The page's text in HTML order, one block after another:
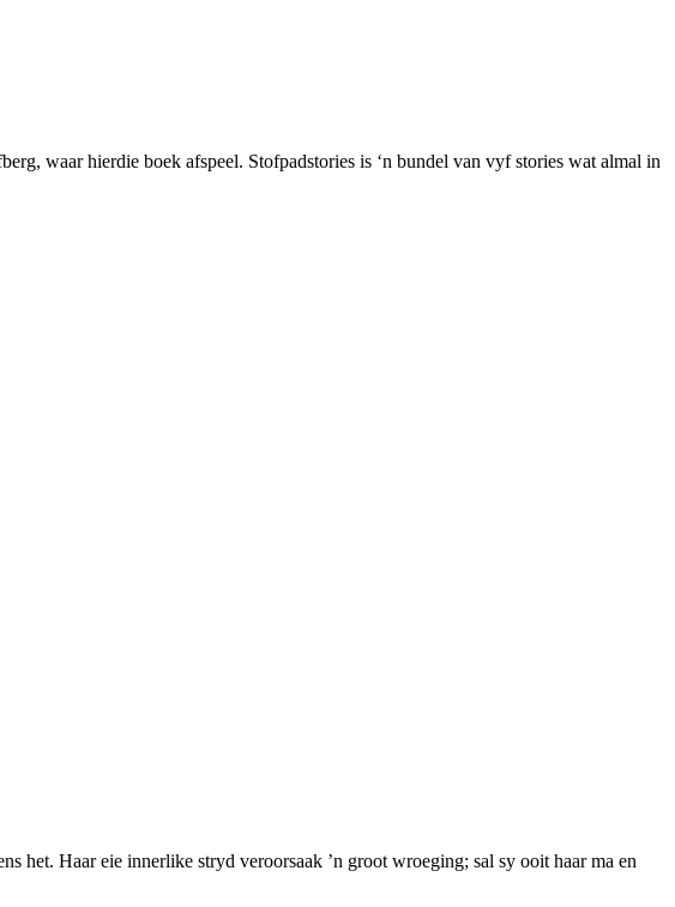
waar hierdie boek afspeel. Stofpadstories is ‘n bundel van vyf stories wat almal in
het. Haar eie innerlike stryd veroorsaak ’n groot wroeging; sal sy ooit haar ma en